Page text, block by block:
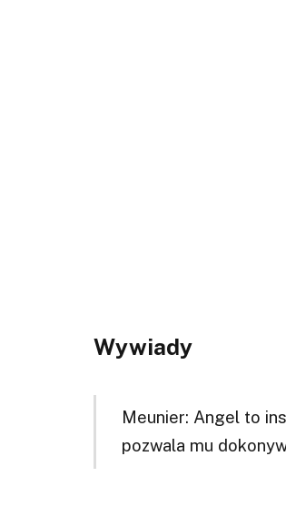
Wywiady
Meunier: Angel to
pozwala mu